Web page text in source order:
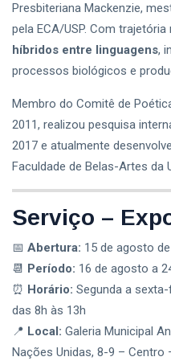
Presbiteriana Mackenzie,
pela ECA/USP. Com
híbridos entre linguagens,
processos biológicos e
Membro do Comitê de
2011, realizou pesquisa
2017 e atualmente desenvolve
Faculdade de Belas-Artes da
Serviço –
📅 Abertura: 15 de agosto
📆 Período: 16 de agosto a
⏰ Horário: Segunda a
das 8h às 13h
📍 Local: Galeria Municipal
Nações Unidas, 8-9 – Centro